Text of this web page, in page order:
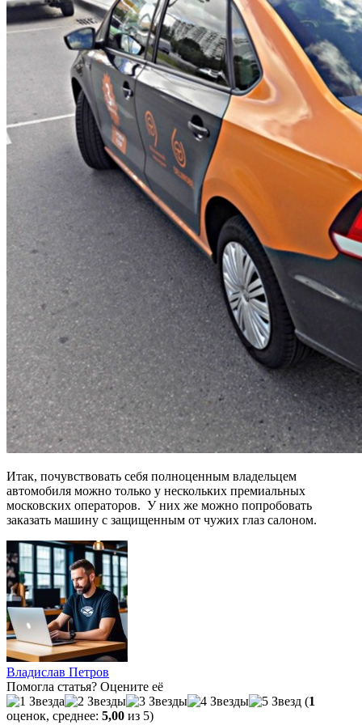
Итак, почувствовать себя полноценным владельцем
автомобиля можно только у нескольких премиальных
московских операторов. У них же можно попробовать
заказать машину с защищенным от чужих глаз салоном.
Владислав Петров
Помогла статья? Оцените её
(1
оценок, среднее: 5,00 из 5)